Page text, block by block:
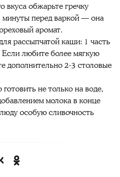
вкуса обжарьте гречку
минуты перед варкой — она
аромат.
рассыпчатой каши: 1 часть
любите более мягкую
дополнительно 2-3 столовые
не только на воде,
молока в конце
особую сливочность